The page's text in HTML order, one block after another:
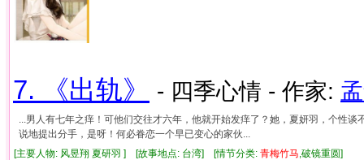
7. 《出轨》 - 四季心情 - 作家:
...男人有七年之痒！可他们交往才六年，他就开始发痒了？她，夏妍羽，个性
说地提出分手，是呀！何必眷恋一个早已变心的家伙...
[主要人物: 风昱翔 夏研羽 ] [故事地点: 台湾] [情节分类: 青梅竹马 ,破镜重圆]